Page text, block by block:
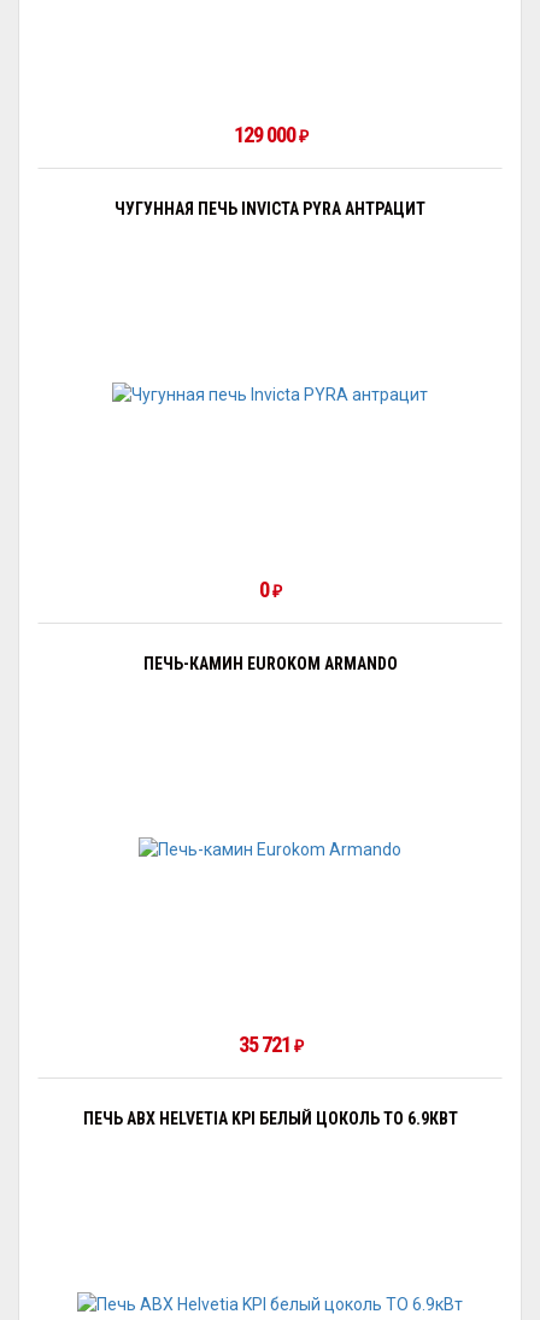
129 000 ₽
ЧУГУННАЯ ПЕЧЬ INVICTA PYRA АНТРАЦИТ
0 ₽
ПЕЧЬ-КАМИН EUROKOM ARMANDO
35 721 ₽
ПЕЧЬ ABX HELVETIA KPI БЕЛЫЙ ЦОКОЛЬ ТО 6.9КВТ